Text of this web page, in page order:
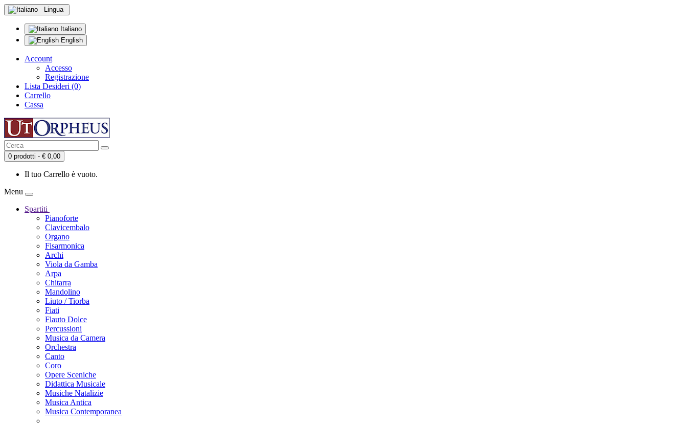
Lingua
Italiano
English
Account
Accesso
Registrazione
Lista Desideri (0)
Carrello
Cassa
0 prodotti - € 0,00
Il tuo Carrello è vuoto.
Menu
Spartiti
Pianoforte
Clavicembalo
Organo
Fisarmonica
Archi
Viola da Gamba
Arpa
Chitarra
Mandolino
Liuto / Tiorba
Fiati
Flauto Dolce
Percussioni
Musica da Camera
Orchestra
Canto
Coro
Opere Sceniche
Didattica Musicale
Musiche Natalizie
Musica Antica
Musica Contemporanea